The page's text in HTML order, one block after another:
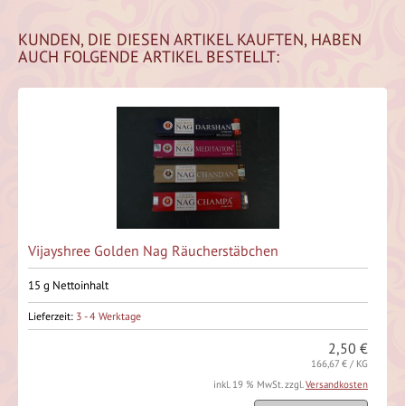
KUNDEN, DIE DIESEN ARTIKEL KAUFTEN, HABEN
AUCH FOLGENDE ARTIKEL BESTELLT:
Vijayshree Golden Nag Räucherstäbchen
15 g Nettoinhalt
Lieferzeit: 3 - 4 Werktage
2,50 €
166,67 € / KG
inkl. 19 % MwSt. zzgl.Versandkosten